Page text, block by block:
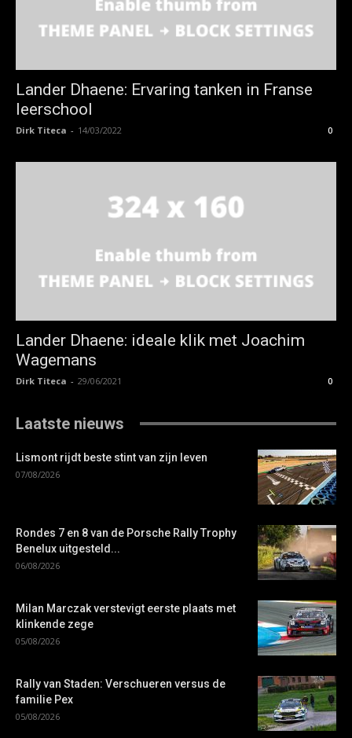
Lander Dhaene: Ervaring tanken in Franse
leerschool
Dirk Titeca - 14/03/2022 0
Lander Dhaene: ideale klik met Joachim
Wagemans
Dirk Titeca - 29/06/2021 0
Laatste nieuws
Lismont rijdt beste stint van zijn leven
07/08/2026
Rondes 7 en 8 van de Porsche Rally Trophy
Benelux uitgesteld...
06/08/2026
Milan Marczak verstevigt eerste plaats met
klinkende zege
05/08/2026
Rally van Staden: Verschueren versus de
familie Pex
05/08/2026